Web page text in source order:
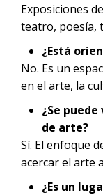
Exposiciones
teatro, poesía,
¿Está
No. Es un
en el arte, la
¿Se
de arte?
Sí. El enfoque
acercar el arte
¿Es un